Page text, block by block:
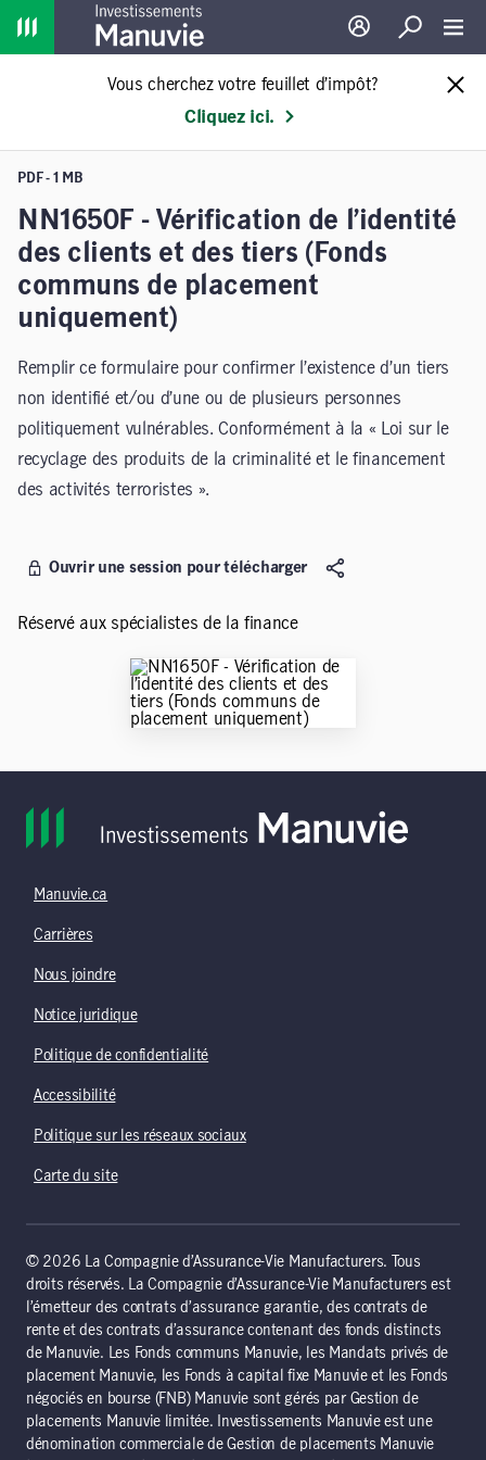
Home
Ouverture de
Recherche
Vous cherchez votre feuillet d’impôt?
Cliquez ici.
PDF - 1 MB
NN1650F - Vérification de l’identité
des clients et des tiers (Fonds
communs de placement
uniquement)
Remplir ce formulaire pour confirmer l’existence d’un tiers
non identifié et/ou d’une ou de plusieurs personnes
politiquement vulnérables. Conformément à la « Loi sur le
recyclage des produits de la criminalité et le financement
des activités terroristes ».
Ouvrir une session pour télécharger
Réservé aux spécialistes de la finance
Manuvie.ca
Carrières
Nous joindre
Notice juridique
Politique de confidentialité
Accessibilité
Politique sur les réseaux sociaux
Carte du site
© 2026 La Compagnie d’Assurance-Vie Manufacturers. Tous
droits réservés. La Compagnie d’Assurance-Vie Manufacturers est
l’émetteur des contrats d’assurance garantie, des contrats de
rente et des contrats d’assurance contenant des fonds distincts
de Manuvie. Les Fonds communs Manuvie, les Mandats privés de
placement Manuvie, les Fonds à capital fixe Manuvie et les Fonds
négociés en bourse (FNB) Manuvie sont gérés par Gestion de
placements Manuvie limitée. Investissements Manuvie est une
dénomination commerciale de Gestion de placements Manuvie